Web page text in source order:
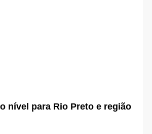
nível para Rio Preto e região